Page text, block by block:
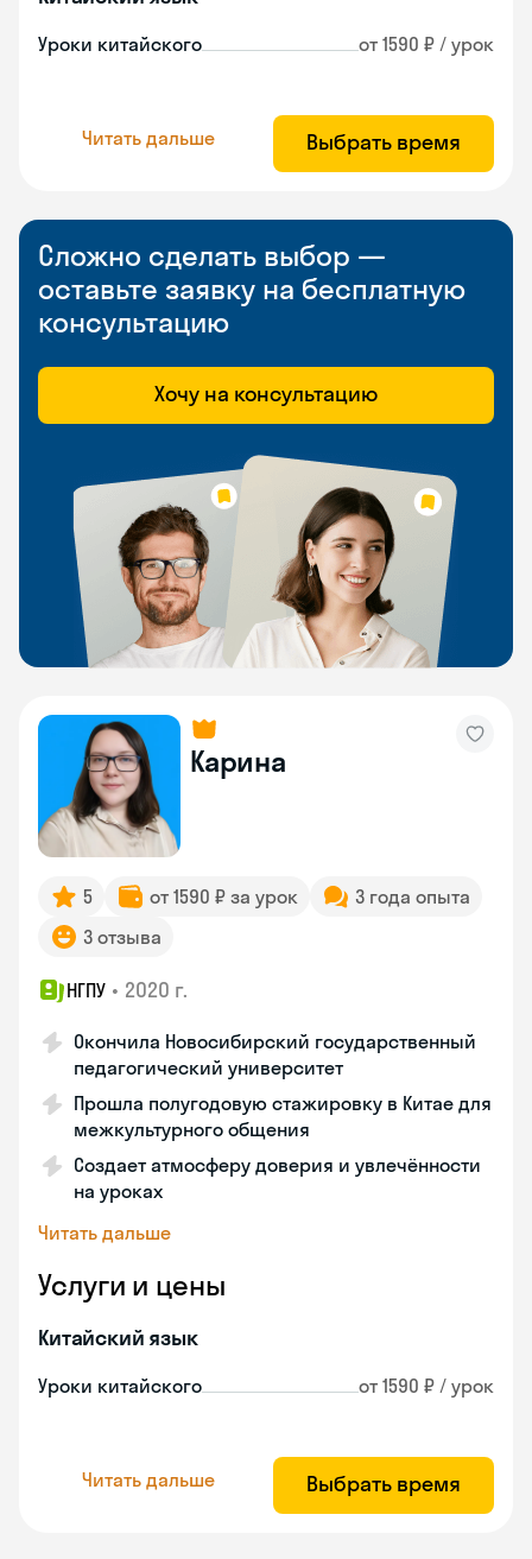
Уроки китайского от 1590 ₽ / урок
Читать дальше Выбрать время
Сложно сделать выбор —
оставьте заявку на бесплатную
консультацию
Хочу на консультацию
Карина
5 от 1590 ₽ за урок
3 года опыта
3 отзыва
НГПУ • 2020 г.
Окончила Новосибирский государственный
педагогический университет
Прошла полугодовую стажировку в Китае для
межкультурного общения
Создает атмосферу доверия и увлечённости
на уроках
Читать дальше
Услуги и цены
Китайский язык
Уроки китайского от 1590 ₽ / урок
Читать дальше Выбрать время